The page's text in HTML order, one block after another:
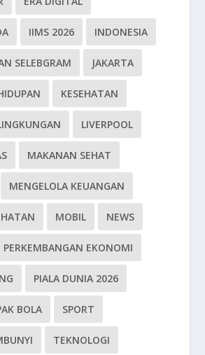
IIMS 2026 INDONESIA
SELEBGRAM JAKARTA
KESEHATAN
LIVERPOOL
MAKANAN SEHAT
MENGELOLA KEUANGAN
MOBIL NEWS
PERKEMBANGAN EKONOMI
PIALA DUNIA 2026
BOLA SPORT
TEKNOLOGI